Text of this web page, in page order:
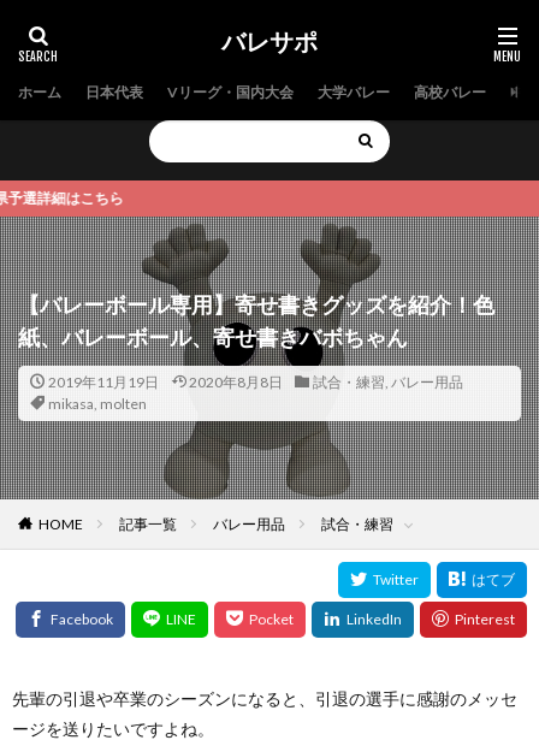
バレサポ
ホーム 日本代表 Vリーグ・国内大会 大学バレー 高校バレー 中
こちら
【バレーボール専用】寄せ書きグッズを紹介！色
紙、バレーボール、寄せ書きバボちゃん
2019年11月19日 2020年8月8日 試合・練習, バレー用品
mikasa, molten
HOME 記事一覧 バレー用品 試合・練習
先輩の引退や卒業のシーズンになると、引退の選手に感謝のメッセ
ージを送りたいですよね。